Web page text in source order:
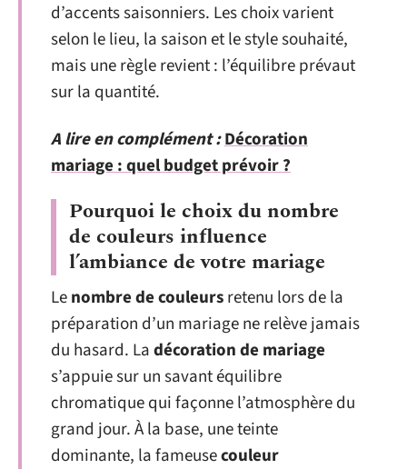
d’accents saisonniers. Les choix varient
selon le lieu, la saison et le style souhaité,
mais une règle revient : l’équilibre prévaut
sur la quantité.
A lire en complément :Décoration
mariage : quel budget prévoir ?
Pourquoi le choix du nombre
de couleurs influence
l’ambiance de votre mariage
Lenombre de couleursretenu lors de la
préparation d’un mariage ne relève jamais
du hasard. Ladécoration de mariage
s’appuie sur un savant équilibre
chromatique qui façonne l’atmosphère du
grand jour. À la base, une teinte
dominante, la fameusecouleur